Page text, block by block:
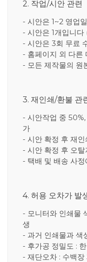
2. 작업/시안 관련
- 시안은 1~2 영업
- 시안은 1개입니
- 시안은 3회 무료
- 홈페이지 외 다른
- 모든 제작물의 원
3. 재인쇄/환불 관
- 시안작업 중
가
- 시안 확정 후 재
- 시안 확정 후 오
- 택배 및 배송 사
4. 허용 오차가 발
- 모니터와 인쇄물
생
- 과거 인쇄물과 색
- 후가공 정밀도 :
- 재단오차 : 수백